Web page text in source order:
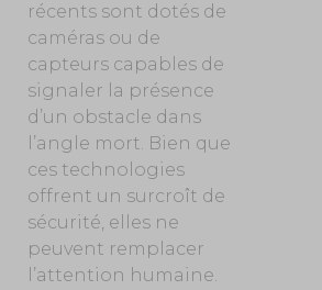
récents sont dotés de
caméras ou de
capteurs capables de
signaler la présence
d’un obstacle dans
l’angle mort. Bien que
ces technologies
offrent un surcroît de
sécurité, elles ne
peuvent remplacer
l’attention humaine.